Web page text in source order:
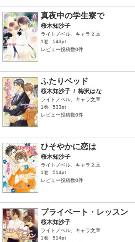
真夜中の学生寮で
桜木知沙子
ライトノベル、キャラ文庫
1巻
543pt
レビュー投稿数0件
ふたりベッド
桜木知沙子 / 梅沢はな
ライトノベル、キャラ文庫
1巻
533pt
レビュー投稿数0件
ひそやかに恋は
桜木知沙子
ライトノベル、キャラ文庫
1巻
514pt
レビュー投稿数0件
プライベート・レッスン
桜木知沙子
ライトノベル、キャラ文庫
1巻
514pt